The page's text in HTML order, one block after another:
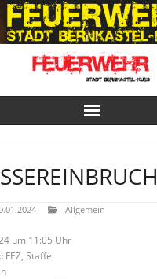
Allgemein
um 11:05 Uhr
FEZ, Staffel